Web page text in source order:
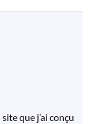
que j’ai conçu